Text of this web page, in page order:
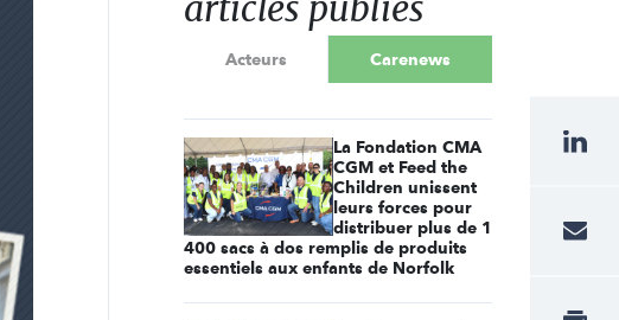
Acteurs Carenews
La Fondation CMA
CGM et Feed the
Children unissent
leurs forces pour
distribuer plus de 1
400 sacs à dos remplis de produits
essentiels aux enfants de Norfolk